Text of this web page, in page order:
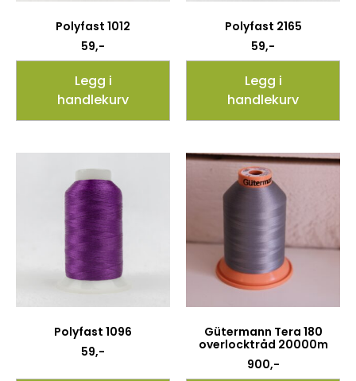
Polyfast 1012
59,-
Legg i
handlekurv
Polyfast 2165
59,-
Legg i
handlekurv
Polyfast 1096
59,-
Gütermann Tera 180
overlocktråd 20000m
900,-